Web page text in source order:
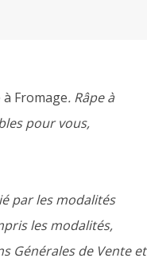
à Fromage. Râpe à
pour vous,
par les modalités
les modalités,
Générales de Vente et